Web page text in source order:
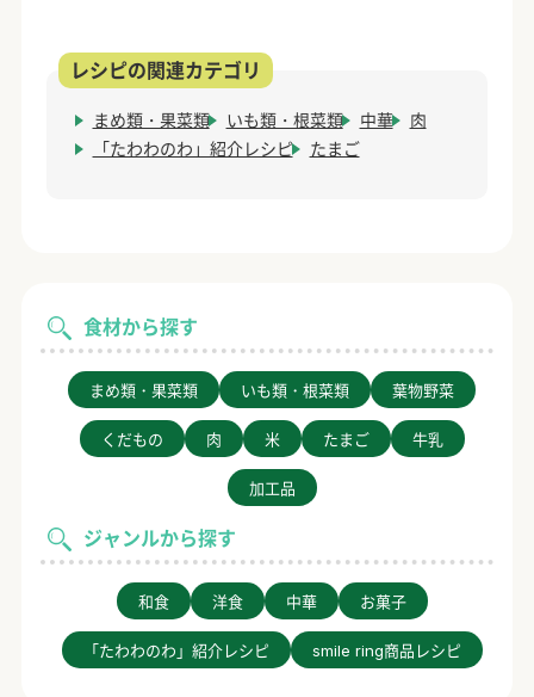
食材から探す
まめ類・果菜類 いも類・根菜類 葉物野菜
くだもの 肉 米 たまご 牛乳
加工品
ジャンルから探す
和食 洋食 中華 お菓子
「たわわのわ」紹介レシピ smile ring商品レシピ
まめ類・果菜類 いも類・根菜類 中華
肉
「たわわのわ」紹介レシピ
たまご